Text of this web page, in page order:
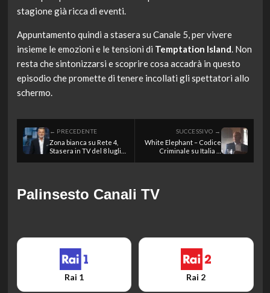
stagione già ricca di eventi.
Appuntamento quindi a stasera su Canale 5, per vivere
insieme le emozioni e le tensioni di Temptation Island. Non
resta che sintonizzarsi e scoprire cosa accadrà in questo
episodio che promette di tenere incollati gli spettatori allo
schermo.
← PRECEDENTE
Zona bianca su Rete 4,
Stasera in TV del 8 luglio
SUCCESSIVO →
White Elephant – Codice
Criminale su Italia 1,
Palinsesto Canali TV
Rai 1 Rai 2